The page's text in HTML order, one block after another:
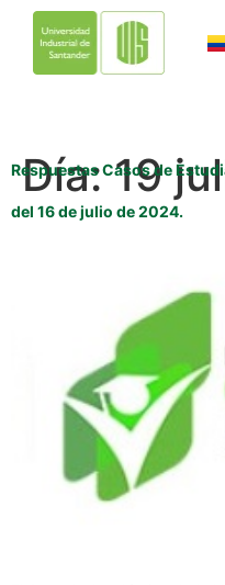
Día:19
Respuestas Casos de
del 16 de julio de 2024.